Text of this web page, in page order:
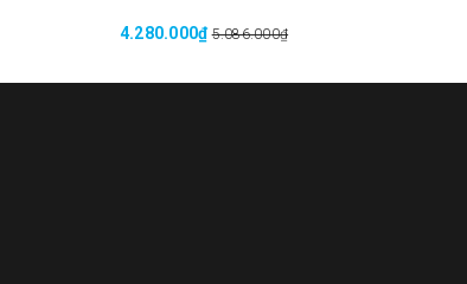
4.280.000₫ 5.086.000₫